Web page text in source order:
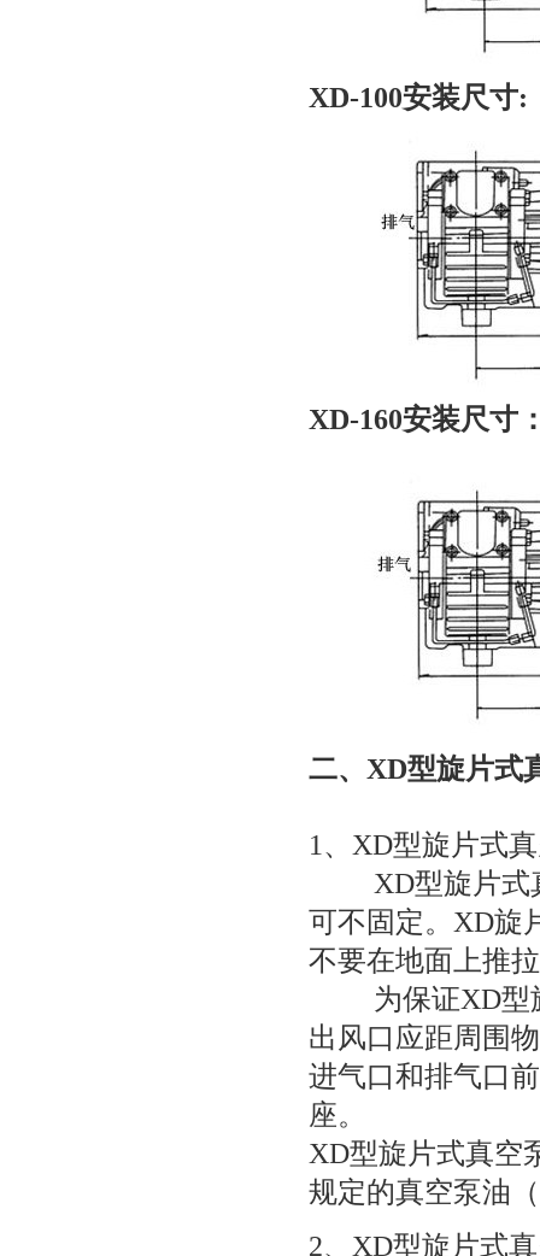
XD-100安装尺寸:
XD-160安装尺寸
二、 XD型旋片式
1、 XD型旋片式
XD型旋片式
可不固定。XD旋
不要在地面上推
为保证XD型
出风口应距周围
进气口和排气口
座。
XD型旋片式真空
规定的真空泵油
2、 XD型旋片式